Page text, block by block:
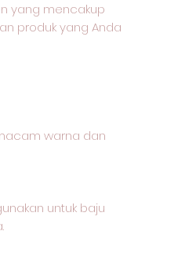
yang mencakup
produk yang Anda
warna dan
untuk baju